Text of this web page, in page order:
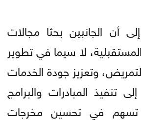
أن الجانبين بحثا مجالات
لا سيما في تطوير
وتعزيز جودة الخدمات
تنفيذ المبادرات والبرامج
تسهم في تحسين مخرجات